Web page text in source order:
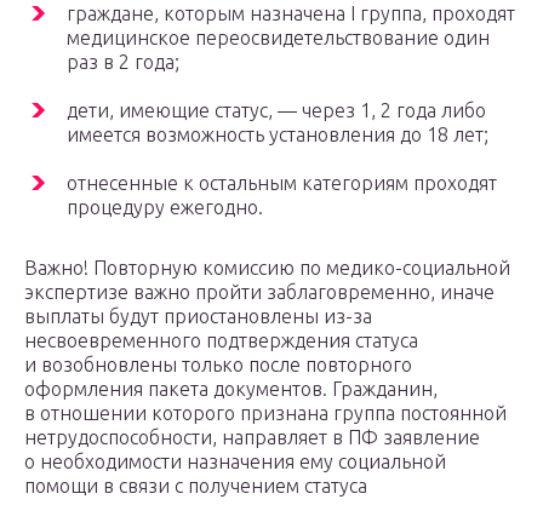
граждане, которым назначена I группа, проходят
медицинское переосвидетельствование один
раз в 2 года;
дети, имеющие статус, — через 1, 2 года либо
имеется возможность установления до 18 лет;
отнесенные к остальным категориям проходят
процедуру ежегодно.
Важно! Повторную комиссию по медико-социальной
экспертизе важно пройти заблаговременно, иначе
выплаты будут приостановлены из-за
несвоевременного подтверждения статуса
и возобновлены только после повторного
оформления пакета документов. Гражданин,
в отношении которого признана группа постоянной
нетрудоспособности, направляет в ПФ заявление
о необходимости назначения ему социальной
помощи в связи с получением статуса